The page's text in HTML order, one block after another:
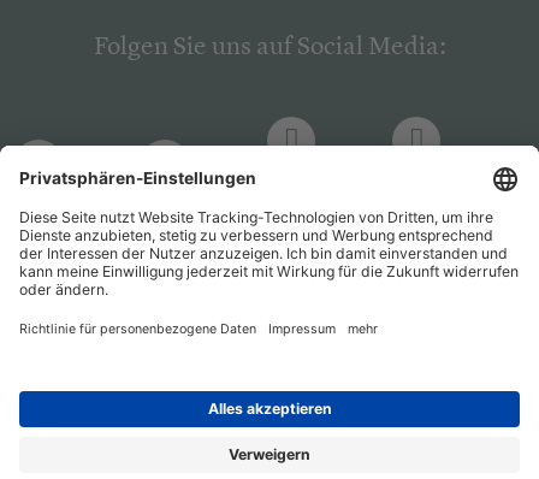
Folgen Sie uns auf Social Media:
PsychJOB PsychJOB
Hogrefe
Verlag
Hogrefe
Verlag